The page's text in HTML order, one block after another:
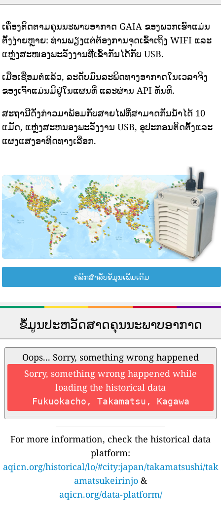
ເຄື່ອງຕິດຕາມຄຸນນະພາບອາກາດ GAIA ຂອງພວກເຮົາແມ່ນ
ຕັ້ງງ່າຍຫຼາຍ: ທ່ານພຽງແຕ່ຕ້ອງການຈຸດເຂົ້າເຖິງ WIFI ແລະ
ແຫຼ່ງສະໜອງພະລັງງານທີ່ເຂົ້າກັນໄດ້ກັບ USB.
ເມື່ອເຊື່ອມຕໍ່ແລ້ວ, ລະດັບມົນລະພິດທາງອາກາດໃນເວລາຈິງ
ຂອງເຈົ້າແມ່ນມີຢູ່ໃນແຜນທີ່ ແລະຜ່ານ API ທັນທີ.
ສະຖານີດັ່ງກ່າວມາພ້ອມກັບສາຍໄຟທີ່ສາມາດກັນນ້ໍາໄດ້ 10
ແມັດ, ແຫຼ່ງສະຫນອງພະລັງງານ USB, ອຸປະກອນຕິດຕັ້ງແລະ
ແຜງແສງອາທິດທາງເລືອກ.
ຄລິກສຳລັບຂໍ້ມູນເພີ່ມເຕີມ
ຂໍ້ມູນປະຫວັດສາດຄຸນນະພາບອາກາດ
Oops... Sorry, something wrong happened
Sorry, something wrong happened while
loading the historical data
Fukuokacho, Takamatsu, Kagawa
For more information, check the historical data
platform:
aqicn.org/historical/lo/#city:japan/takamatsushi/tak
amatsukeirinjo &
aqicn.org/data-platform/